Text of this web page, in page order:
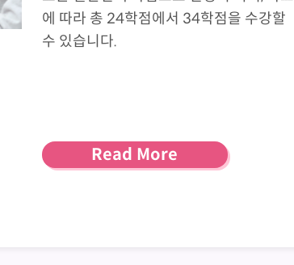
에 따라 총 24학점에서 34학점을 수강할
수 있습니다.
Read More